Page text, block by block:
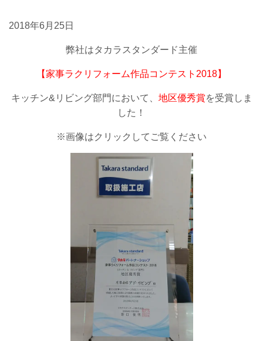
2018年6月25日
弊社はタカラスタンダード主催
【家事ラクリフォーム作品コンテスト2018】
キッチン&リビング部門において、 地区優秀賞を受賞しま
した！
※画像はクリックしてご覧ください